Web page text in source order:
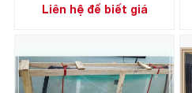
Liên hệ để biết giá